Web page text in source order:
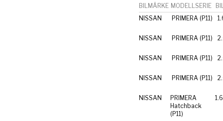
BILMÄRKE MODELLSERIE
NISSAN
PRIMERA (P11)
NISSAN PRIMERA (P11)
NISSAN PRIMERA (P11)
NISSAN PRIMERA (P11)
NISSAN
PRIMERA
Hatchback
(P11)